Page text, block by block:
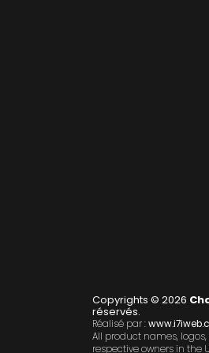
Copyrights © 2026
réservés.
Réalisé par :
All product names,
respective owners in the